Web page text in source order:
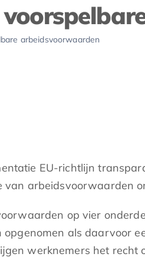
arbeidsvoorwaarden
EU-richtlijn
van arbeidsvoorwaarden
op vier
als daarvoor
werknemers het